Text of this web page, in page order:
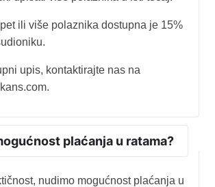
ili više polaznika dostupna je 15%
upis, kontaktirajte nas na
plaćanja u ratama?
nudimo mogućnost plaćanja u